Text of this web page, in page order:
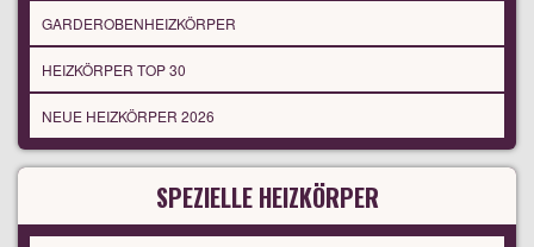
GARDEROBENHEIZKÖRPER
HEIZKÖRPER TOP 30
NEUE HEIZKÖRPER 2026
SPEZIELLE HEIZKÖRPER